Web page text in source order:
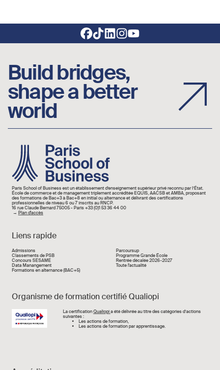
Footer social links
Build bridges,
shape a better
world
Image
Paris School of Business est un établissement d’enseignement supérieur privé reconnu par l’État.
École de commerce et de management triplement accréditée EQUIS, AACSB et AMBA, proposant
des formations de Bac+3 à Bac+8 en initial ou alternance et délivrant des certifications
professionnelles de niveau 6 ou 7 inscrits au RNCP.
16 rue Claude Bernard 75005 - Paris +33 (0)1 53 36 44 00
→ Plan d'accès
Liens rapide
Liens rapide
Admissions
Classements de PSB
Concours SESAME
Data Manangement
Formations en alternance (BAC+5)
Parcoursup
Programme Grande École
Rentrée décalée 2026-2027
Toute l'actualité
Organisme de formation certifié Qualiopi
Image La certificationQualiopia été délivrée au titre des catégories d’actions
suivantes :
Les actions de formation,
Les actions de formation par apprentissage.